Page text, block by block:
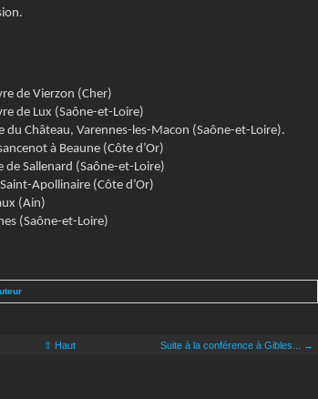
de Vierzon (Cher)
de Lux (Saône-et-Loire)
Château, Varennes-les-Macon (Saône-et-Loire).
à Beaune (Côte d’Or)
Sallenard (Saône-et-Loire)
Saint-Apollinaire (Côte d’Or)
(Ain)
(Saône-et-Loire)
⇧ Haut Suite à la conférence à Gibles... →